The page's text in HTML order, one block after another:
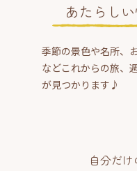
あたらし
季節の景色や名所、
などこれからの旅、
が見つかります♪
自分だ